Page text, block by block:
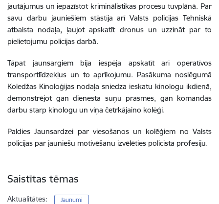
jautājumus un iepazīstot kriminālistikas procesu tuvplānā. Par
savu darbu jauniešiem stāstīja arī Valsts policijas Tehniskā
atbalsta nodaļa, ļaujot apskatīt dronus un uzzināt par to
pielietojumu policijas darbā.
Tāpat jaunsargiem bija iespēja apskatīt arī operatīvos
transportlīdzekļus un to aprīkojumu. Pasākuma noslēgumā
Koledžas Kinoloģijas nodaļa sniedza ieskatu kinologu ikdienā,
demonstrējot gan dienesta suņu prasmes, gan komandas
darbu starp kinologu un viņa četrkājaino kolēģi.
Paldies Jaunsardzei par viesošanos un kolēģiem no Valsts
policijas par jauniešu motivēšanu izvēlēties policista profesiju.
Saistītas tēmas
Aktualitātes: Jaunumi